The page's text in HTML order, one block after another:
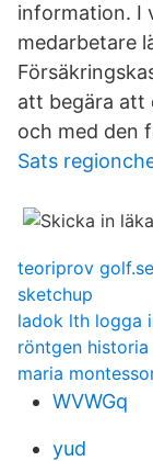
information. I
medarbetare
att begära att
och med den
Sats
teoriprov golf.se
sketchup
ladok lth logga
röntgen historia
maria
WVWGq
yud